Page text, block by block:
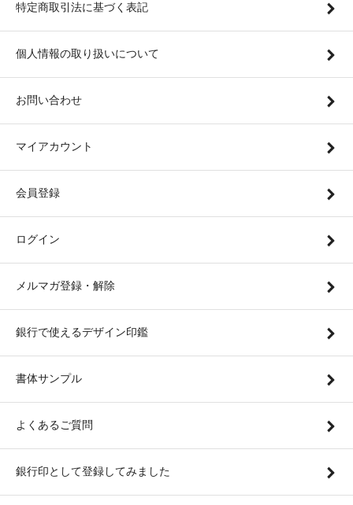
特定商取引法に基づく表記
個人情報の取り扱いについて
お問い合わせ
マイアカウント
会員登録
ログイン
メルマガ登録・解除
銀行で使えるデザイン印鑑
書体サンプル
よくあるご質問
銀行印として登録してみました